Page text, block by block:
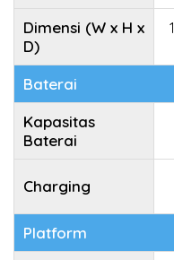
Dimensi (W x H x
D)
Baterai
Kapasitas
Baterai
Charging
Platform